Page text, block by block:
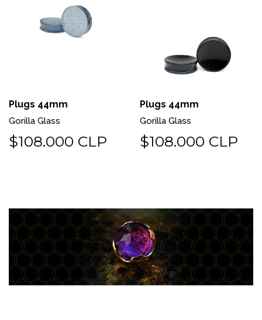
Plugs 44mm
Gorilla Glass
$108.000 CLP
Plugs 44mm
Gorilla Glass
$108.000 CLP